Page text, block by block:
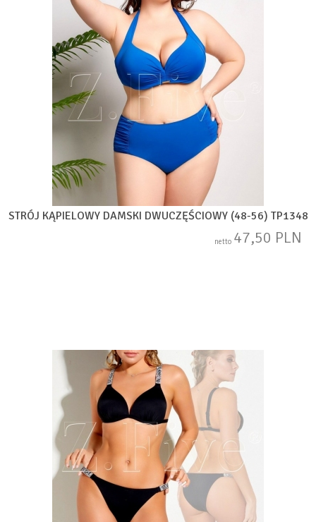
STRÓJ KĄPIELOWY DAMSKI DWUCZĘŚCIOWY (48-56) TP1348
netto 47,50 PLN